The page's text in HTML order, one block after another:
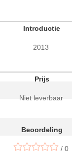
Introductie
2013
Prijs
Niet leverbaar
Beoordeling
/ 0